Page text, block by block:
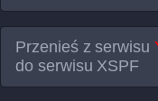
Przenieś z serwisu
do serwisu XSPF